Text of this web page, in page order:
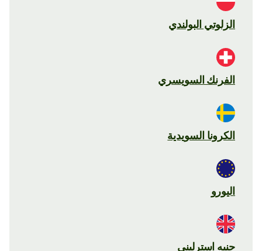
الزلوتي البولندي
الفرنك السويسري
الكرونا السويدية
اليورو
جنيه استرليني